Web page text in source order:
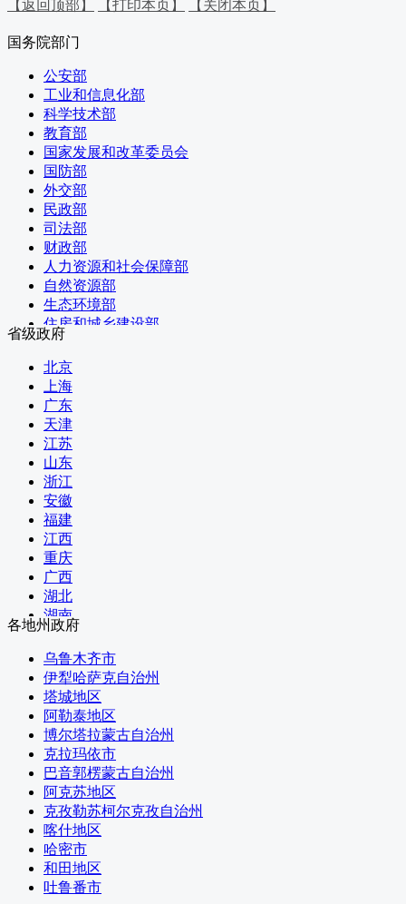
【返回顶部】 【打印本页】 【关闭本页】
国务院部门
公安部
工业和信息化部
科学技术部
教育部
国家发展和改革委员会
国防部
外交部
民政部
司法部
财政部
人力资源和社会保障部
自然资源部
生态环境部
住房和城乡建设部
交通运输部
水利部
农业农村部
商务部
文化和旅游部
国家卫生健康委员会
退役军人事务部
应急管理部
人民银行
审计署
国家语言文字工作委员会
国家民族事务委员会
国家航天局
国家原子能机构
国家核安全局
国务院国有资产监督管理委员会
海关总署
国家税务总局
国家市场监督管理总局
国家广播电视总局
国家体育总局
国家统计局
国家国际发展合作署
国家医疗保障局
国务院参事室
国家机关事务管理局
国家认证认可监督管理委员会
国家标准化管理委员会
国家新闻出版署（国家版权局）
国家宗教事务局
省级政府
北京
上海
广东
天津
江苏
山东
浙江
安徽
福建
江西
重庆
广西
湖北
湖南
河南
黑龙江
吉林
辽宁
内蒙古
河北
山西
四川
贵州
云南
海南
西藏
陕西
甘肃
各地州政府
乌鲁木齐市
伊犁哈萨克自治州
塔城地区
阿勒泰地区
博尔塔拉蒙古自治州
克拉玛依市
巴音郭楞蒙古自治州
阿克苏地区
克孜勒苏柯尔克孜自治州
喀什地区
哈密市
和田地区
吐鲁番市